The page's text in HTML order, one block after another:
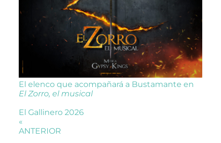
El elenco que acompañará a Bustamante en
El Zorro, el musical
El Gallinero 2026
«
ANTERIOR